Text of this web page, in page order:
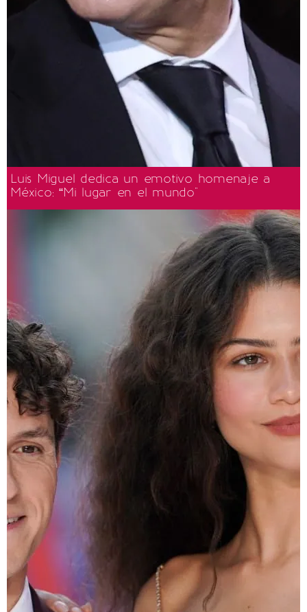
Luis Miguel dedica un emotivo homenaje a
México: “Mi lugar en el mundo"